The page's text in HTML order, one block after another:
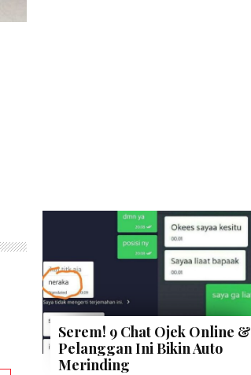
Serem! 9 Chat Ojek Online &
Pelanggan Ini Bikin Auto
Merinding